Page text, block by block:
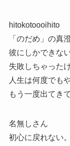
hitokotoooihito
「のだめ」の真
彼にしかできな
失敗しちゃったけ
人生は何度でも
もう一度出てき
名無しさん
初心に戻れない